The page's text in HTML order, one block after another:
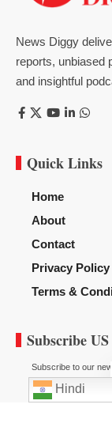
News Diggy
reports, unbiased
and insightful
Quick Links
Home
About
Contact
Privacy Policy
Terms &
Subscribe US
Subscribe to our
Hindi